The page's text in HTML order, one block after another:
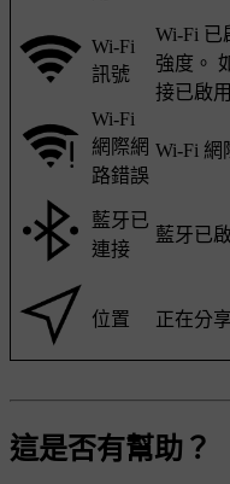
Wi-Fi
訊號
Wi-Fi 已
強度。
接已啟
Wi-Fi
網際網
路錯誤
Wi-Fi 網
藍牙已
連接
藍牙已
位置 正在分
這是否有幫助？